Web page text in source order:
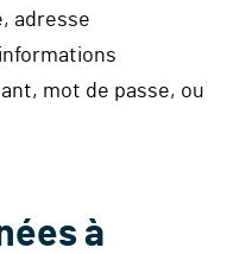
adresse
mot de passe, ou
à